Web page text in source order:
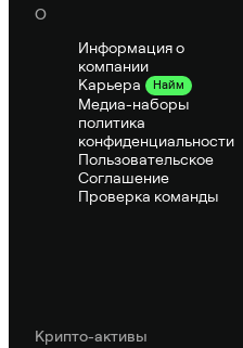
О
Информация о
компании
Карьера
Найм
Медиа-наборы
политика
конфиденциальности
Пользовательское
Соглашение
Проверка команды
Крипто-активы